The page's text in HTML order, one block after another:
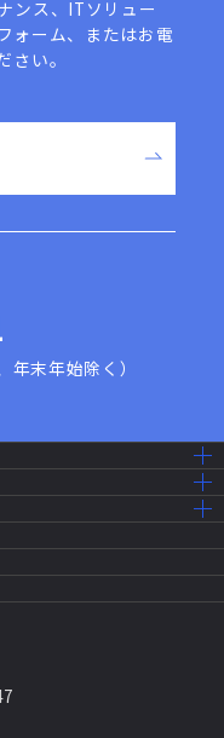
ンス、ITソリュー
ォーム、またはお電
い。
末年始除く）